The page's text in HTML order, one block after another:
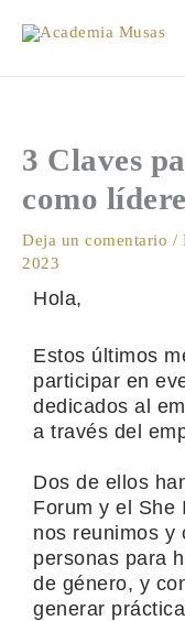
3 Claves
como
Deja un comentario /
2023
Hola,
Estos últimos
participar en
dedicados al
a través del
Dos de ellos
Forum y el She
nos reunimos y
personas para
de género, y
generar